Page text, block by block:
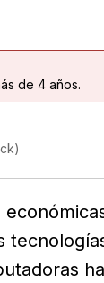
de 4 años.
)